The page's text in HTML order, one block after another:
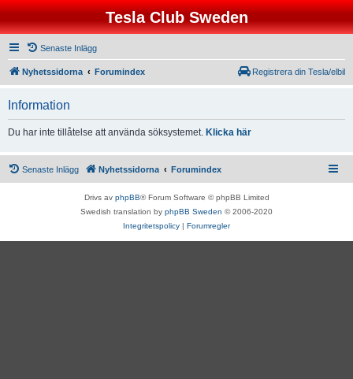
Tesla Club Sweden
Senaste Inlägg
Nyhetssidorna Forumindex Registrera din Tesla/elbil
Information
Du har inte tillåtelse att använda söksystemet. Klicka här
Senaste Inlägg Nyhetssidorna Forumindex
Drivs av phpBB® Forum Software © phpBB Limited
Swedish translation by phpBB Sweden © 2006-2020
Integritetspolicy | Forumregler